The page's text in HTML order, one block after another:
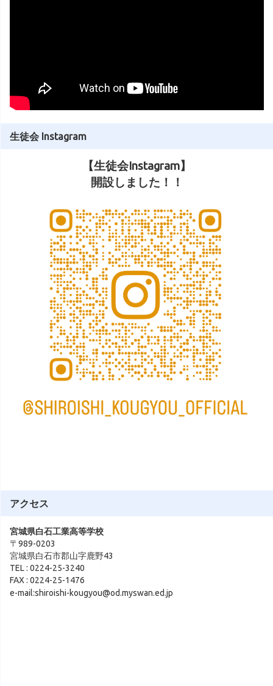
生徒会 Instagram
【生徒会Instagram】
開設しました！！
アクセス
宮城県白石工業高等学校
〒989-0203
宮城県白石市郡山字鹿野43
TEL : 0224-25-3240
FAX : 0224-25-1476
e-mail:shiroishi-kougyou@od.myswan.ed.jp